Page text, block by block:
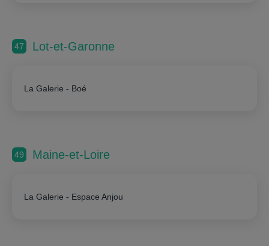
47 Lot-et-Garonne
La Galerie - Boé
49 Maine-et-Loire
La Galerie - Espace Anjou